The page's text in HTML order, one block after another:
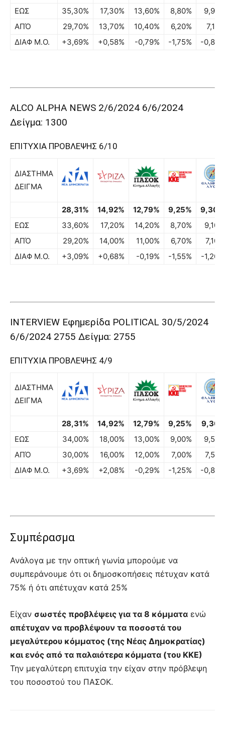
ΕΩΣ
35,30% 17,30% 13,60% 8,80%
9,90%
ΑΠΌ
29,70% 13,70% 10,40% 6,20%
7,10%
ΔΙΑΦ Μ.Ο.
+3,69% +0,58% -0,79% -1,75% -0,80%
ALCO ALPHA NEWS 2/6/2024 6/6/2024
Δείγμα: 1300
ΕΠΙΤΥΧΙΑ ΠΡΟΒΛΕΨΗΣ 6/10
ΔΙΑΣΤΗΜΑ
ΔΕΙΓΜΑ
28,31% 14,92% 12,79% 9,25%
9,30%
ΕΩΣ
33,60% 17,20% 14,20% 8,70%
9,10%
ΑΠΌ
29,20% 14,00% 11,00% 6,70%
7,10%
ΔΙΑΦ Μ.Ο.
+3,09% +0,68% -0,19% -1,55% -1,20%
INTERVIEW Εφημερίδα POLITICAL 30/5/2024
6/6/2024 2755 Δείγμα: 2755
ΕΠΙΤΥΧΙΑ ΠΡΟΒΛΕΨΗΣ 4/9
ΔΙΑΣΤΗΜΑ
ΔΕΙΓΜΑ
28,31% 14,92% 12,79% 9,25%
9,30%
ΕΩΣ
34,00% 18,00% 13,00% 9,00%
9,50%
ΑΠΌ
30,00% 16,00% 12,00% 7,00%
7,50%
ΔΙΑΦ Μ.Ο.
+3,69% +2,08% -0,29% -1,25% -0,80%
Συμπέρασμα
Ανάλογα με την οπτική γωνία μπορούμε να
συμπεράνουμε ότι οι δημοσκοπήσεις πέτυχαν κατά
75% ή ότι απέτυχαν κατά 25%
Είχαν σωστές προβλέψεις για τα 8 κόμματα ενώ
απέτυχαν να προβλέψουν τα ποσοστά του
μεγαλύτερου κόμματος (της Νέας Δημοκρατίας)
και ενός από τα παλαιότερα κόμματα (του ΚΚΕ)
Την μεγαλύτερη επιτυχία την είχαν στην πρόβλεψη
του ποσοστού του ΠΑΣΟΚ.